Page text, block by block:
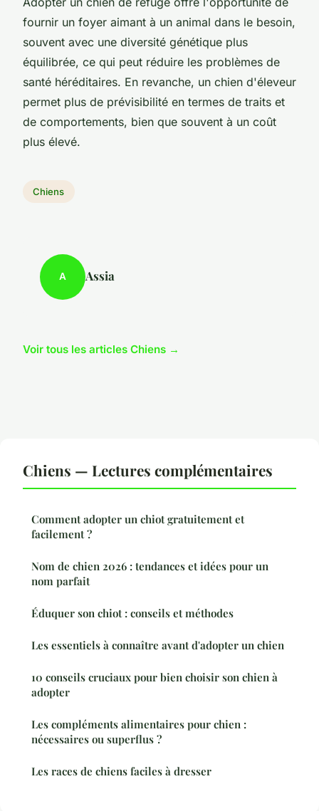
fournir un foyer aimant à un animal dans le besoin,
souvent avec une diversité génétique plus
équilibrée, ce qui peut réduire les problèmes de
santé héréditaires. En revanche, un chien d'éleveur
permet plus de prévisibilité en termes de traits et
de comportements, bien que souvent à un coût
plus élevé.
Chiens
A Assia
Voir tous les articles Chiens →
Chiens — Lectures complémentaires
Comment adopter un chiot gratuitement et
facilement ?
Nom de chien 2026 : tendances et idées pour un
nom parfait
Éduquer son chiot : conseils et méthodes
Les essentiels à connaître avant d'adopter un chien
10 conseils cruciaux pour bien choisir son chien à
adopter
Les compléments alimentaires pour chien :
nécessaires ou superflus ?
Les races de chiens faciles à dresser